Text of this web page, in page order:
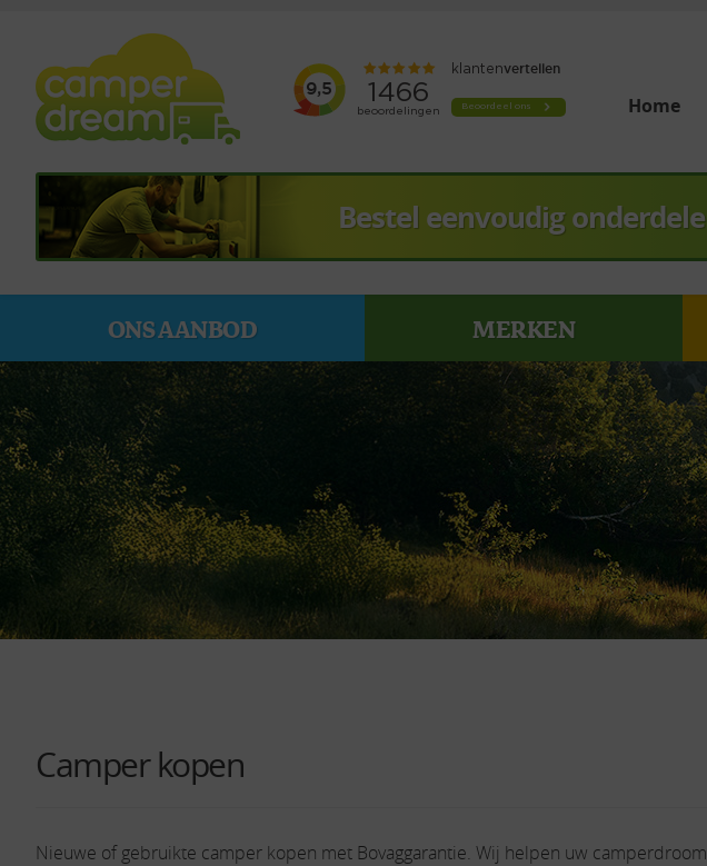
Home
Bestel eenvoudig
ONS AANBOD MERKEN
Camper kopen
Nieuwe of gebruikte camper kopen met Bovaggarantie. Wij helpen uw